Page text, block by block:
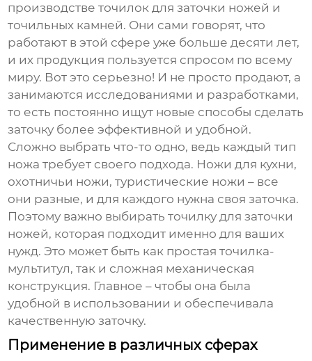
производстветочилок для заточки ножей и
точильных камней. Они сами говорят, что
работают в этой сфере уже больше десяти лет,
и их продукция пользуется спросом по всему
миру. Вот это серьезно! И не просто продают, а
занимаются исследованиями и разработками,
то есть постоянно ищут новые способы сделать
заточку более эффективной и удобной.
Сложно выбрать что-то одно, ведь каждый тип
ножа требует своего подхода. Ножи для кухни,
охотничьи ножи, туристические ножи – все
они разные, и для каждого нужна своя заточка.
Поэтому важно выбиратьточилку для заточки
ножей, которая подходит именно для ваших
нужд. Это может быть как простая точилка-
мультитул, так и сложная механическая
конструкция. Главное – чтобы она была
удобной в использовании и обеспечивала
качественную заточку.
Применение в различных сферах